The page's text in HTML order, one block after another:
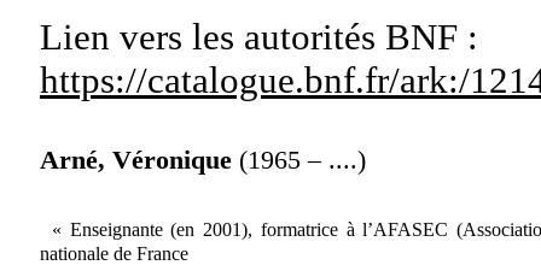
Lien vers les autorités BNF :
https://catalogue.bnf.fr/ark:/
Arné, Véronique (1965 – ....)
« Enseignante (en 2001), formatrice à l’AFASEC
nationale de France